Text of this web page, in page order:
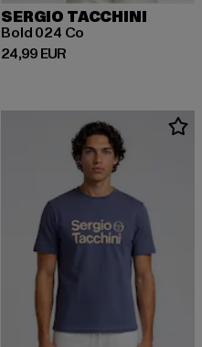
SERGIO TACCHINI
Bold 024 Co
24,99 EUR
Derzeitiger Preis: 24,99 EUR